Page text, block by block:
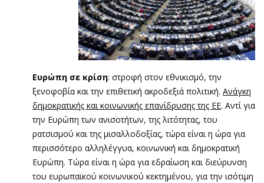
Ευρώπη σε κρίση: στροφή στον εθνικισμό, την
ξενοφοβία και την επιθετική ακροδεξιά πολιτική. Ανάγκη
δημοκρατικής και κοινωνικής επανίδρυσης της ΕΕ. Αντί για
την Ευρώπη των ανισοτήτων, της λιτότητας, του
ρατσισμού και της μισαλλοδοξίας, τώρα είναι η ώρα για
περισσότερο αλληλέγγυα, κοινωνική και δημοκρατική
Ευρώπη. Τώρα είναι η ώρα για εδραίωση και διεύρυνση
του ευρωπαϊκού κοινωνικού κεκτημένου, για την ισότιμη